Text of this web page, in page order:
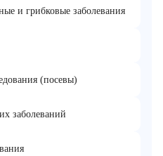
и грибковые заболевания
(посевы)
заболеваний